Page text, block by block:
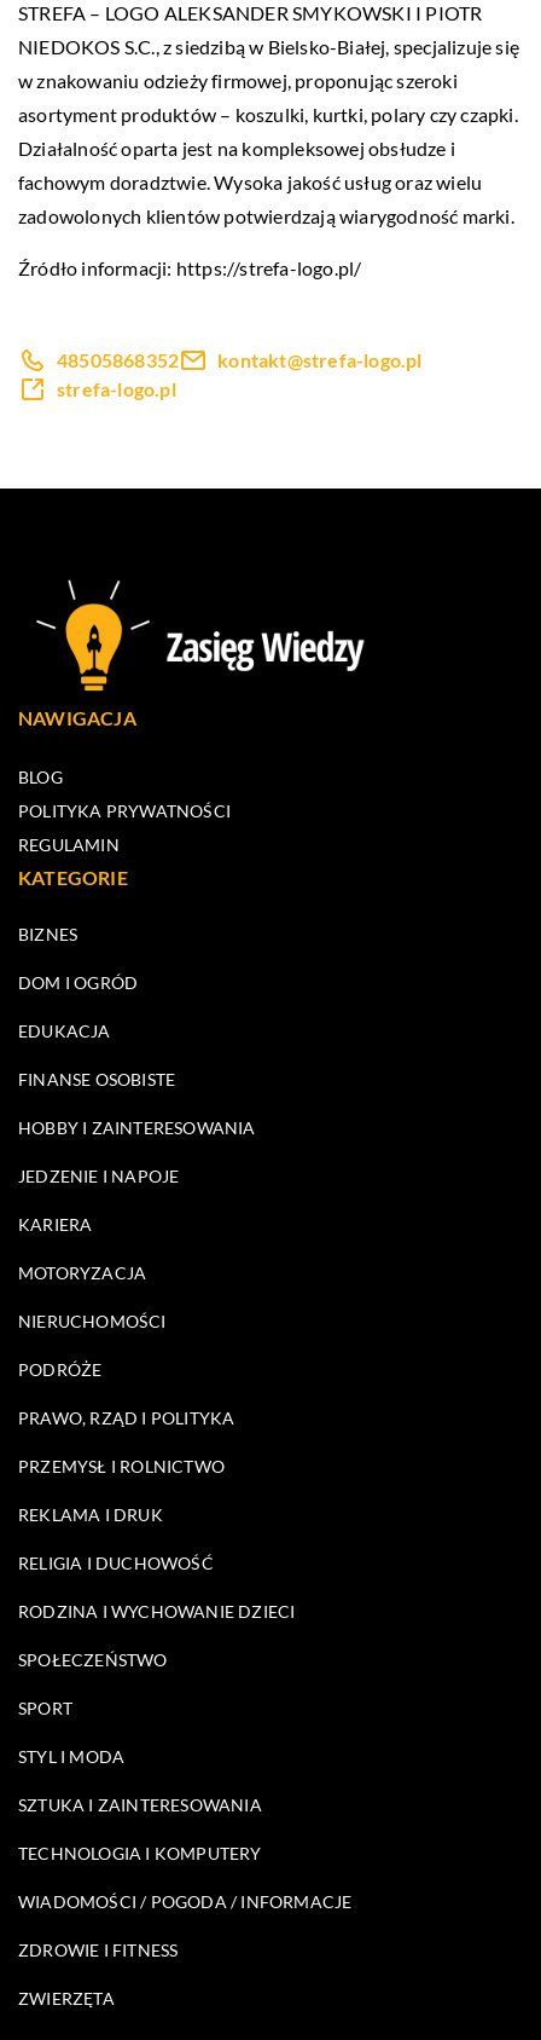
STREFA – LOGO ALEKSANDER SMYKOWSKI I PIOTR
NIEDOKOS S.C., z siedzibą w Bielsko-Białej, specjalizuje się
w znakowaniu odzieży firmowej, proponując szeroki
asortyment produktów – koszulki, kurtki, polary czy czapki.
Działalność oparta jest na kompleksowej obsłudze i
fachowym doradztwie. Wysoka jakość usług oraz wielu
zadowolonych klientów potwierdzają wiarygodność marki.
Źródło informacji: https://strefa-logo.pl/
48505868352
kontakt@strefa-logo.pl
strefa-logo.pl
NAWIGACJA
BLOG
POLITYKA PRYWATNOŚCI
REGULAMIN
KATEGORIE
BIZNES
DOM I OGRÓD
EDUKACJA
FINANSE OSOBISTE
HOBBY I ZAINTERESOWANIA
JEDZENIE I NAPOJE
KARIERA
MOTORYZACJA
NIERUCHOMOŚCI
PODRÓŻE
PRAWO, RZĄD I POLITYKA
PRZEMYSŁ I ROLNICTWO
REKLAMA I DRUK
RELIGIA I DUCHOWOŚĆ
RODZINA I WYCHOWANIE DZIECI
SPOŁECZEŃSTWO
SPORT
STYL I MODA
SZTUKA I ZAINTERESOWANIA
TECHNOLOGIA I KOMPUTERY
WIADOMOŚCI / POGODA / INFORMACJE
ZDROWIE I FITNESS
ZWIERZĘTA